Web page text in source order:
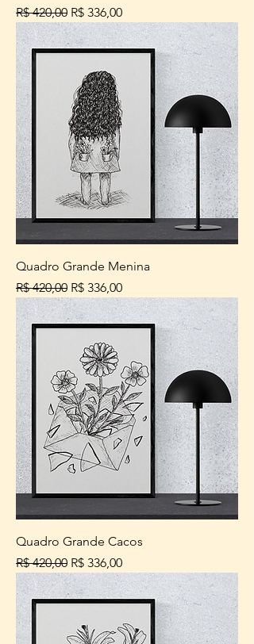
Preço normal
R$ 420,00 Preço promocional
R$ 336,00
Quadro Grande Menina
Preço normal
R$ 420,00 Preço promocional
R$ 336,00
Quadro Grande Cacos
Preço normal
R$ 420,00 Preço promocional
R$ 336,00